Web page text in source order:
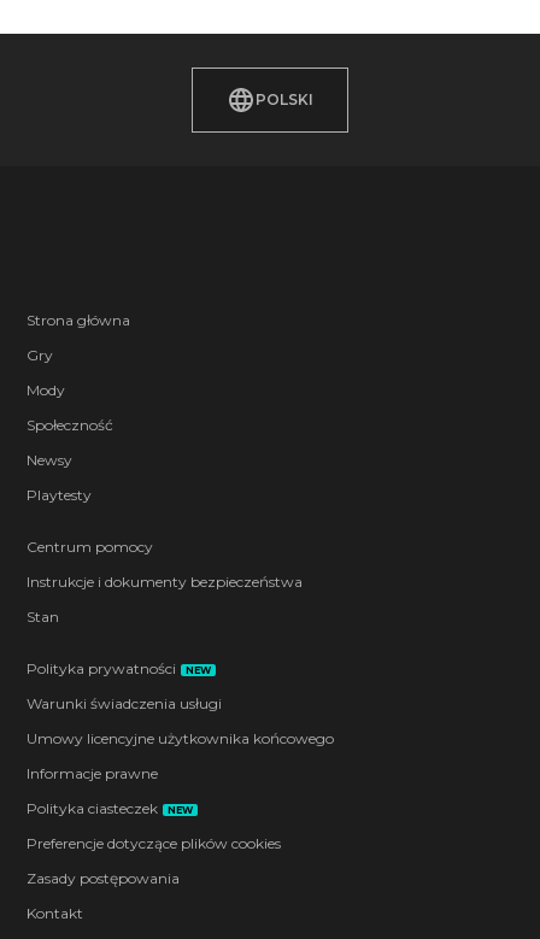
POLSKI
Strona główna
Gry
Mody
Społeczność
Newsy
Playtesty
Centrum pomocy
Instrukcje i dokumenty bezpieczeństwa
Stan
Polityka prywatności NEW
Warunki świadczenia usługi
Umowy licencyjne użytkownika końcowego
Informacje prawne
Polityka ciasteczek
NEW
Preferencje dotyczące plików cookies
Zasady postępowania
Kontakt